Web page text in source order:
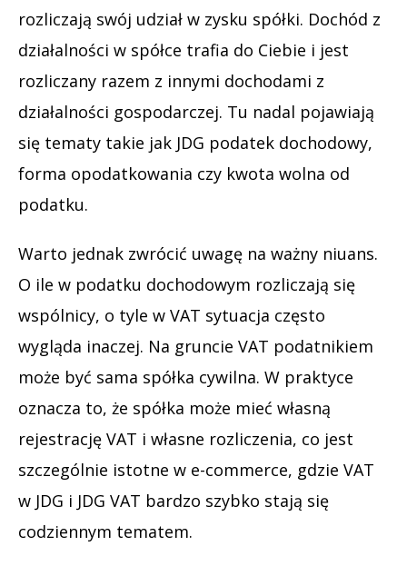
rozliczają swój udział w zysku spółki. Dochód z
działalności w spółce trafia do Ciebie i jest
rozliczany razem z innymi dochodami z
działalności gospodarczej. Tu nadal pojawiają
się tematy takie jak JDG podatek dochodowy,
forma opodatkowania czy kwota wolna od
podatku.
Warto jednak zwrócić uwagę na ważny niuans.
O ile w podatku dochodowym rozliczają się
wspólnicy, o tyle w VAT sytuacja często
wygląda inaczej. Na gruncie VAT podatnikiem
może być sama spółka cywilna. W praktyce
oznacza to, że spółka może mieć własną
rejestrację VAT i własne rozliczenia, co jest
szczególnie istotne w e-commerce, gdzie VAT
w JDG i JDG VAT bardzo szybko stają się
codziennym tematem.